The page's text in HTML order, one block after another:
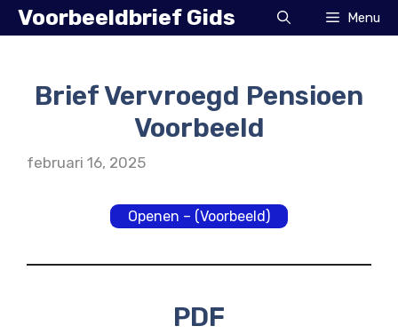
Ga
naar
Voorbeeldbrief Gids Menu
Brief Vervroegd Pensioen
Voorbeeld
februari 16, 2025
Openen – (Voorbeeld)
PDF